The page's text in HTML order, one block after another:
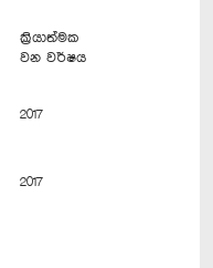
ක්‍රියාත්මක
වන වර්ෂය
2017
2017